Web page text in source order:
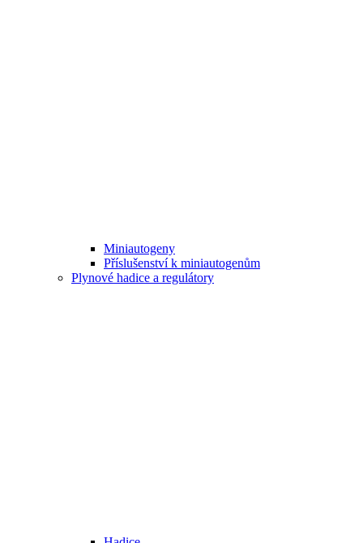
Miniautogeny
Příslušenství k miniautogenům
Plynové hadice a regulátory